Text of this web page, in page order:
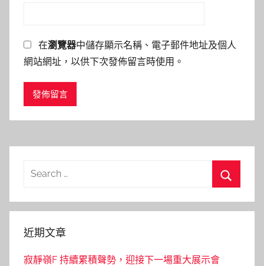
在瀏覽器中儲存顯示名稱、電子郵件地址及個人
網站網址，以供下次發佈留言時使用。
Search
近期文章
寂靜嶺F 持續累積聲勢，迎接下一場重大展示會